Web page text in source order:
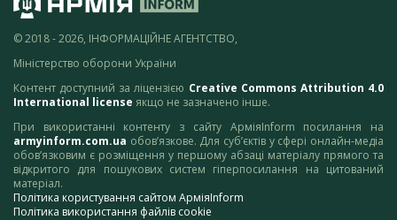
© 2018 - 2026, ІНФОРМАЦІЙНЕ АГЕНТСТВО,
Міністерство оборони України
Контент доступний за ліцензією Creative Commons Attribution 4.0
International license якщо не зазначено інше.
При використанні контенту з сайту АрміяInform посилання на
armyinform.com.ua обов’язкове. Для суб’єктів у сфері онлайн-медіа
обов’язковим є розміщення у першому абзаці матеріалу прямого та
відкритого для пошукових систем гіперпосилання на цитований
матеріал.
Політика користування сайтом АрміяInform
Політика використання файлів cookie